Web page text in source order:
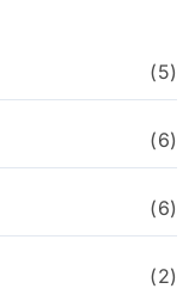
(5)
(6)
(6)
(2)